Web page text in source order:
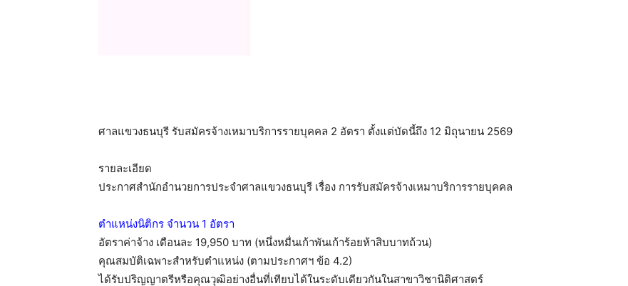
ศาลแขวงธนบุรี รับสมัครจ้างเหมาบริการรายบุคคล 2 อัตรา ตั้งแต่บัดนี้ถึง 12 มิถุนายน 2569
รายละเอียด
ประกาศสำนักอำนวยการประจำศาลแขวงธนบุรี เรื่อง การรับสมัครจ้างเหมาบริการรายบุคคล
ตำแหน่งนิติกร จำนวน 1 อัตรา
อัตราค่าจ้าง เดือนละ 19,950 บาท (หนึ่งหมื่นเก้าพันเก้าร้อยห้าสิบบาทถ้วน)
คุณสมบัติเฉพาะสำหรับตำแหน่ง (ตามประกาศฯ ข้อ 4.2)
ได้รับปริญญาตรีหรือคุณวุฒิอย่างอื่นที่เทียบได้ในระดับเดียวกันในสาขาวิชานิติศาสตร์